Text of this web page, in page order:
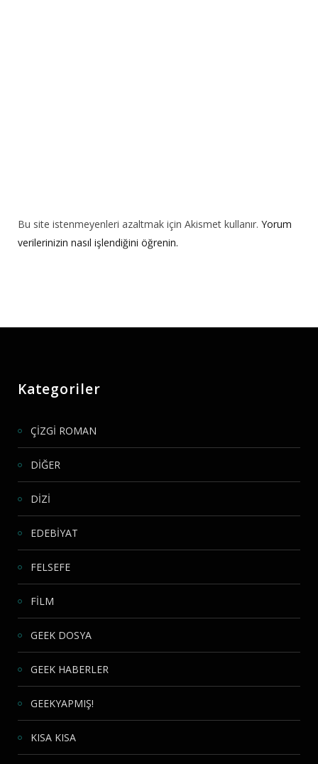
Bu site istenmeyenleri azaltmak için Akismet kullanır. Yorum
verilerinizin nasıl işlendiğini öğrenin.
Kategoriler
ÇİZGİ ROMAN
DİĞER
DİZİ
EDEBİYAT
FELSEFE
FİLM
GEEK DOSYA
GEEK HABERLER
GEEKYAPMIŞ!
KISA KISA